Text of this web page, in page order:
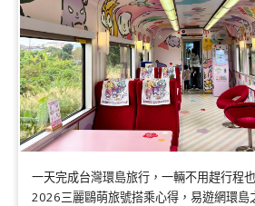
一天完成台灣環島旅行，一輛不用趕行程
2026三麗鷗萌旅號搭乘心得，易遊網環島